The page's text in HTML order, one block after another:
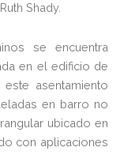
Shady.
se encuentra
en el edificio de
asentamiento
en barro no
ubicado en
con aplicaciones